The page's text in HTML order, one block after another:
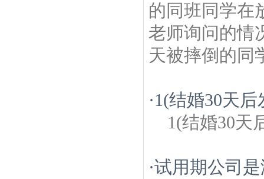
的同班同学在
老师询问的情
天被摔倒的同
·1(结婚30天
1(结婚30天
·试用期公司